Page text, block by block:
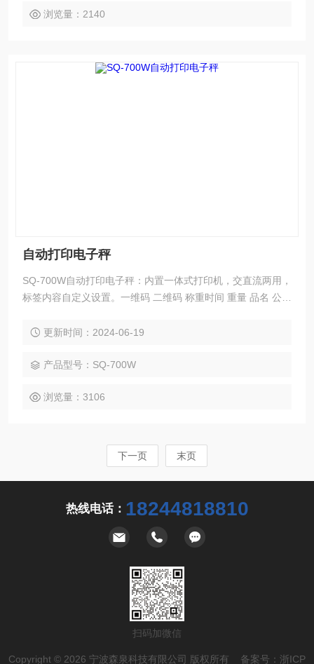
浏览量：2140
自动打印电子秤
SQ-700W自动打印电子秤：内置一体式打印机，交直流两用，
标签内容自定义设置。一维码 二维码 称重时间 重量 品名 公司
印标签， 不在设置范围时不打印标签。
更新时间：2024-06-19
产品型号：SQ-700W
浏览量：3106
下一页 末页
热线电话： 18244818810
扫码加微信
Copyright © 2026 宁波森泉科技有限公司 版权所有 备案号： 浙ICP